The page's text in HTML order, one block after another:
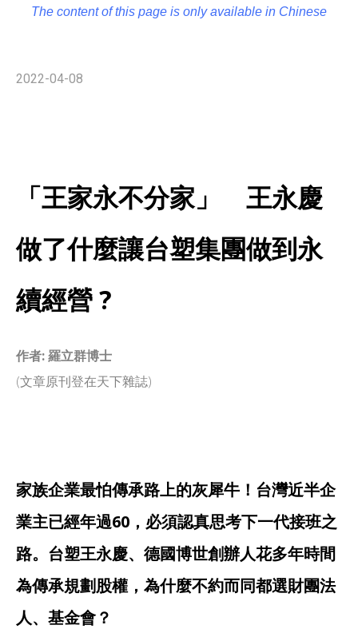
The content of this page is only available in Chinese
2022-04-08
「王家永不分家」 王永慶
做了什麼讓台塑集團做到永
續經營 ?
作者: 羅立群博士
(文章原刊登在天下雜誌)
家族企業最怕傳承路上的灰犀牛！台灣近半企
業主已經年過60，必須認真思考下一代接班之
路。台塑王永慶、德國博世創辦人花多年時間
為傳承規劃股權，為什麼不約而同都選財團法
人、基金會？